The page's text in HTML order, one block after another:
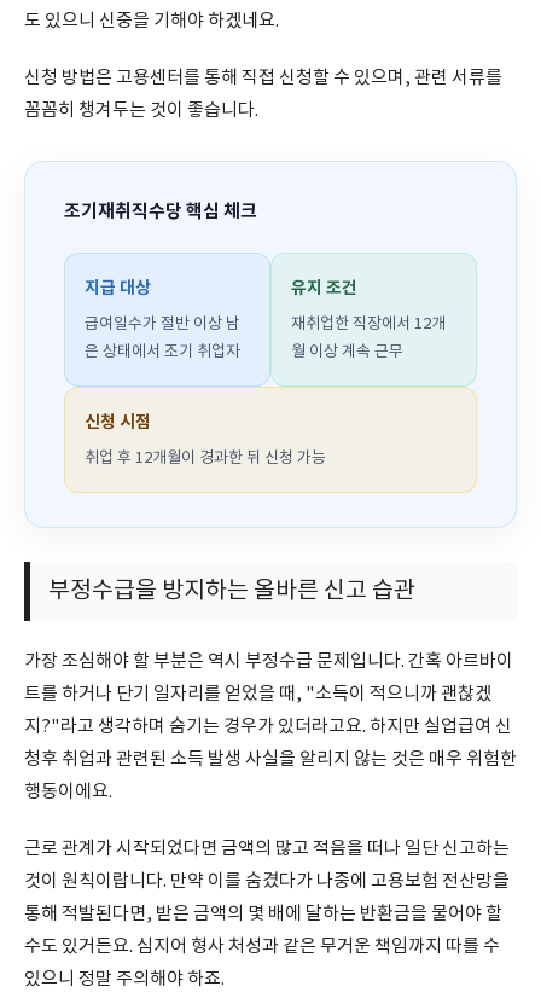
도 있으니 신중을 기해야 하겠네요.
신청 방법은 고용센터를 통해 직접 신청할 수 있으며, 관련 서류를
꼼꼼히 챙겨두는 것이 좋습니다.
조기재취직수당 핵심 체크
지급 대상
급여일수가 절반 이상 남
은 상태에서 조기 취업자
유지 조건
재취업한 직장에서 12개
월 이상 계속 근무
신청 시점
취업 후 12개월이 경과한 뒤 신청 가능
부정수급을 방지하는 올바른 신고 습관
가장 조심해야 할 부분은 역시 부정수급 문제입니다. 간혹 아르바이
트를 하거나 단기 일자리를 얻었을 때, "소득이 적으니까 괜찮겠
지?"라고 생각하며 숨기는 경우가 있더라고요. 하지만 실업급여 신
청후 취업과 관련된 소득 발생 사실을 알리지 않는 것은 매우 위험한
행동이에요.
근로 관계가 시작되었다면 금액의 많고 적음을 떠나 일단 신고하는
것이 원칙이랍니다. 만약 이를 숨겼다가 나중에 고용보험 전산망을
통해 적발된다면, 받은 금액의 몇 배에 달하는 반환금을 물어야 할
수도 있거든요. 심지어 형사 처성과 같은 무거운 책임까지 따를 수
있으니 정말 주의해야 하죠.